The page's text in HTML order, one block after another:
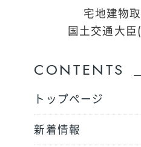
宅地建物
国土交通大
CONTENTS
トップページ
新着情報